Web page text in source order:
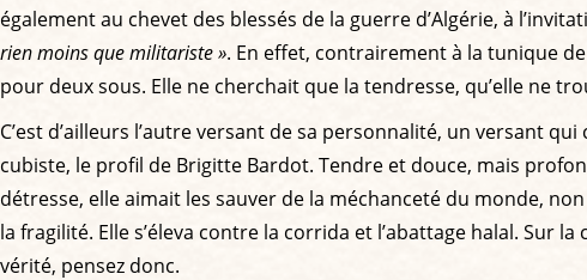
également au chevet des blessés de la guerre d’Algérie, à
rien moins que militariste ». En effet, contrairement à la tunique
pour deux sous. Elle ne cherchait que la tendresse, qu’elle ne
C’est d’ailleurs l’autre versant de sa personnalité, un versant
cubiste, le profil de Brigitte Bardot. Tendre et douce, mais
détresse, elle aimait les sauver de la méchanceté du monde,
la fragilité. Elle s’éleva contre la corrida et l’abattage halal. Sur
vérité, pensez donc.